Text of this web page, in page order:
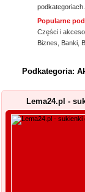
Popularne
Części i
Biznes
Banki
Podkategoria:
Lema24.pl -